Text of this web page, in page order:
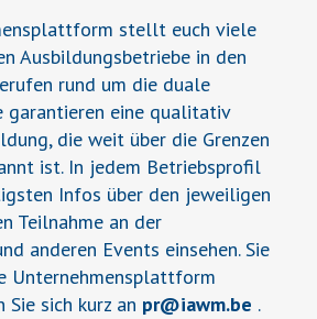
stellt euch viele
Ausbildungsbetriebe in den
rund um die duale
garantieren eine qualitativ
die weit über die Grenzen
ist. In jedem Betriebsprofil
Infos über den jeweiligen
Teilnahme an der
anderen Events einsehen. Sie
Unternehmensplattform
Sie sich kurz an pr@iawm.be .